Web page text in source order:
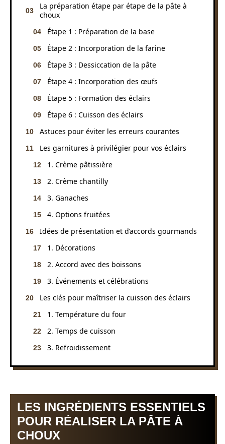
La préparation étape par étape de la pâte à
choux
Étape 1 : Préparation de la base
Étape 2 : Incorporation de la farine
Étape 3 : Dessiccation de la pâte
Étape 4 : Incorporation des œufs
Étape 5 : Formation des éclairs
Étape 6 : Cuisson des éclairs
Astuces pour éviter les erreurs courantes
Les garnitures à privilégier pour vos éclairs
1. Crème pâtissière
2. Crème chantilly
3. Ganaches
4. Options fruitées
Idées de présentation et d’accords gourmands
1. Décorations
2. Accord avec des boissons
3. Événements et célébrations
Les clés pour maîtriser la cuisson des éclairs
1. Température du four
2. Temps de cuisson
3. Refroidissement
LES INGRÉDIENTS ESSENTIELS
POUR RÉALISER LA PÂTE À
CHOUX